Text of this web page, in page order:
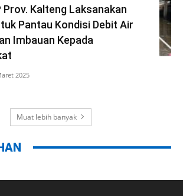
Prov. Kalteng Laksanakan
Pantau Kondisi Debit Air
Imbauan Kepada
2025
Muat lebih banyak